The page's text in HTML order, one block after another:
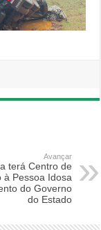
Avançar
terá Centro de
à Pessoa Idosa
do Governo
do Estado